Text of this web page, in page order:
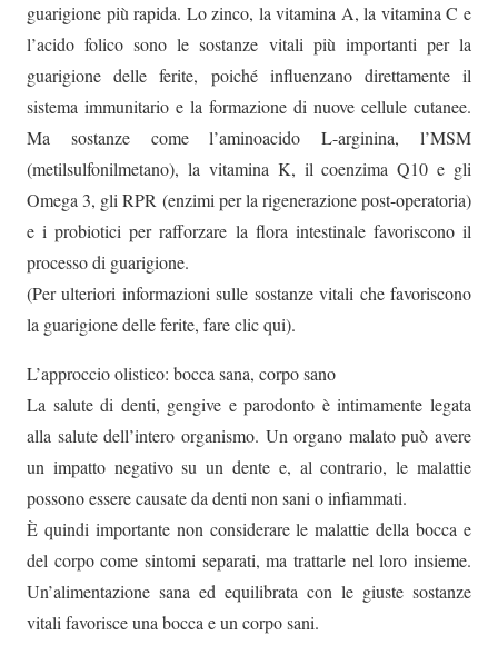
guarigione più rapida. Lo zinco, la vitamina A, la vitamina C e
l’acido folico sono le sostanze vitali più importanti per la
guarigione delle ferite, poiché influenzano direttamente il
sistema immunitario e la formazione di nuove cellule cutanee.
Ma sostanze come l’aminoacido L-arginina, l’MSM
(metilsulfonilmetano), la vitamina K, il coenzima Q10 e gli
Omega 3, gli RPR (enzimi per la rigenerazione post-operatoria)
e i probiotici per rafforzare la flora intestinale favoriscono il
processo di guarigione.
(Per ulteriori informazioni sulle sostanze vitali che favoriscono
la guarigione delle ferite, fare clic qui).
L’approccio olistico: bocca sana, corpo sano
La salute di denti, gengive e parodonto è intimamente legata
alla salute dell’intero organismo. Un organo malato può avere
un impatto negativo su un dente e, al contrario, le malattie
possono essere causate da denti non sani o infiammati.
È quindi importante non considerare le malattie della bocca e
del corpo come sintomi separati, ma trattarle nel loro insieme.
Un’alimentazione sana ed equilibrata con le giuste sostanze
vitali favorisce una bocca e un corpo sani.